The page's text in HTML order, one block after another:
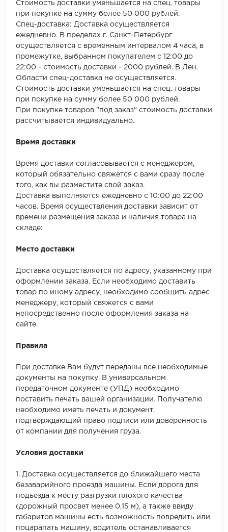
Pergo
ROYCE
Smartprofile
SPC Betta
SPC Promo
Veon
Vinil click
Стоимость доставки уменьшается на спец. товары
при покупке на сумму более 50 000 рублей.
Спец-доставка: Доставка осуществляется
ежедневно. В пределах г. Санкт-Петербург
осуществляется с временным интервалом 4 часа, в
промежутке, выбранном покупателем с 12:00 до
22:00 - стоимость доставки - 2000 рублей. В Лен.
Области спец-доставка не осуществляется.
Стоимость доставки уменьшается на спец. товары
при покупке на сумму более 50 000 рублей.
При покупке товаров "под заказ" стоимость доставки
рассчитывается индивидуально.
Время доставки
Время доставки согласовывается с менеджером,
который обязательно свяжется с вами сразу после
того, как вы разместите свой заказ.
Доставка выполняется ежедневно с 10:00 до 22:00
часов. Время осуществления доставки зависит от
времени размещения заказа и наличия товара на
складе:
Место доставки
Доставка осуществляется по адресу, указанному при
оформлении заказа. Если необходимо доставить
товар по иному адресу, необходимо сообщить адрес
менеджеру, который свяжется с вами
непосредственно после оформления заказа на
сайте.
Правила
При доставке Вам будут переданы все необходимые
документы на покупку. В универсальном
передаточном документе (УПД) необходимо
поставить печать вашей организации. Получателю
необходимо иметь печать и документ,
подтверждающий право подписи или доверенность
от компании для получения груза.
Условия доставки
1. Доставка осуществляется до ближайшего места
безаварийного проезда машины. Если дорога для
подъезда к месту разгрузки плохого качества
(дорожный просвет менее 0,15 м), а также ввиду
габаритов машины есть возможность повредить или
поцарапать машину, водитель останавливается